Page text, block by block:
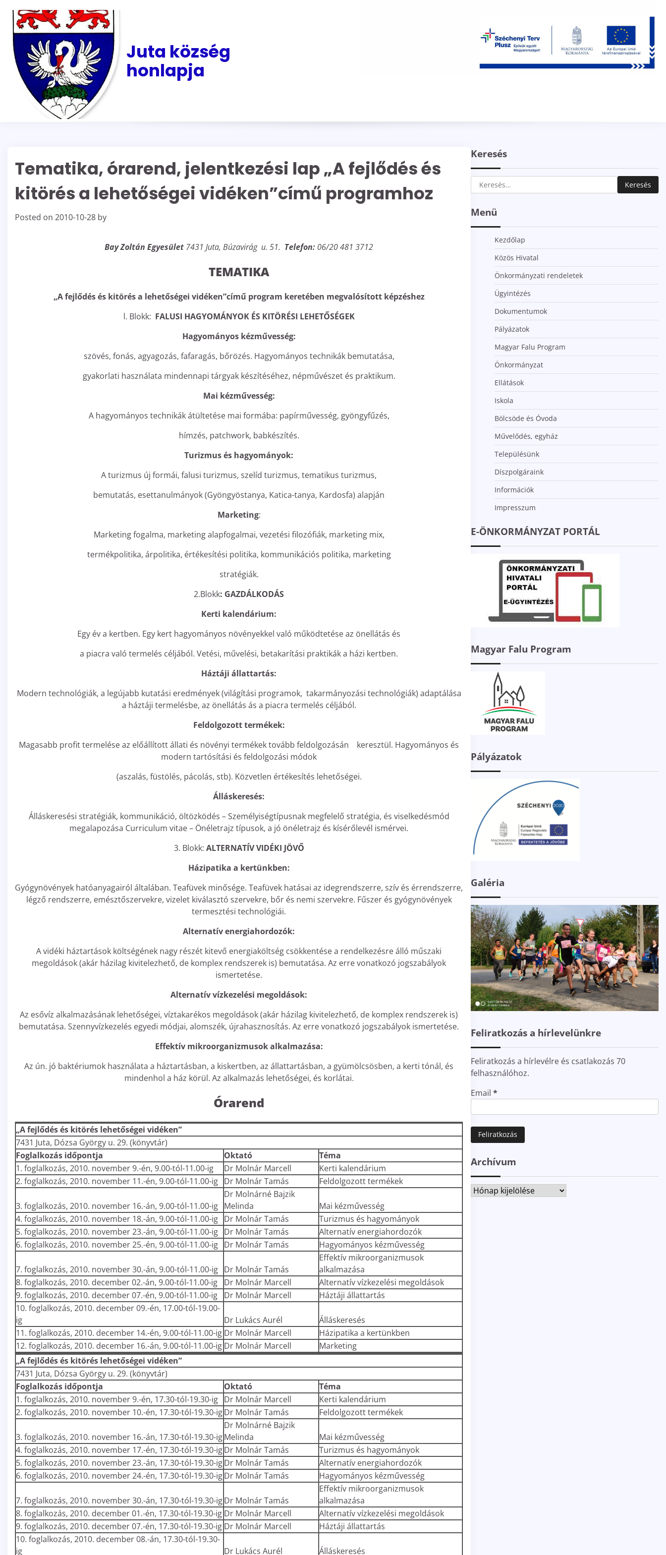
content
Juta község
honlapja
Tematika, órarend, jelentkezési lap „A fejlődés és
kitörés a lehetőségei vidéken”című programhoz
Posted on 2010-10-28 by
Bay Zoltán Egyesület 7431 Juta, Búzavirág u. 51. Telefon: 06/20 481 3712
TEMATIKA
„A fejlődés és kitörés a lehetőségei vidéken”című program keretében megvalósított képzéshez
l. Blokk: FALUSI HAGYOMÁNYOK ÉS KITÖRÉSI LEHETŐSÉGEK
Hagyományos kézművesség:
szövés, fonás, agyagozás, fafaragás, bőrözés. Hagyományos technikák bemutatása,
gyakorlati használata mindennapi tárgyak készítéséhez, népművészet és praktikum.
Mai kézművesség:
A hagyományos technikák átültetése mai formába: papírművesség, gyöngyfűzés,
hímzés, patchwork, babkészítés.
Turizmus és hagyományok:
A turizmus új formái, falusi turizmus, szelíd turizmus, tematikus turizmus,
bemutatás, esettanulmányok (Gyöngyöstanya, Katica-tanya, Kardosfa) alapján
Marketing:
Marketing fogalma, marketing alapfogalmai, vezetési filozófiák, marketing mix,
termékpolitika, árpolitika, értékesítési politika, kommunikációs politika, marketing
stratégiák.
2.Blokk: GAZDÁLKODÁS
Kerti kalendárium:
Egy év a kertben. Egy kert hagyományos növényekkel való működtetése az önellátás és
a piacra való termelés céljából. Vetési, művelési, betakarítási praktikák a házi kertben.
Háztáji állattartás:
Modern technológiák, a legújabb kutatási eredmények (világítási programok, takarmányozási technológiák) adaptálása
a háztáji termelésbe, az önellátás ás a piacra termelés céljából.
Feldolgozott termékek:
Magasabb profit termelése az előállított állati és növényi termékek tovább feldolgozásán keresztül. Hagyományos és
modern tartósítási és feldolgozási módok
(aszalás, füstölés, pácolás, stb). Közvetlen értékesítés lehetőségei.
Álláskeresés:
Álláskeresési stratégiák, kommunikáció, öltözködés – Személyiségtípusnak megfelelő stratégia, és viselkedésmód
megalapozása Curriculum vitae – Önéletrajz típusok, a jó önéletrajz és kísérőlevél ismérvei.
3. Blokk: ALTERNATÍV VIDÉKI JÖVŐ
Házipatika a kertünkben:
Gyógynövények hatóanyagairól általában. Teafüvek minősége. Teafüvek hatásai az idegrendszerre, szív és érrendszerre,
légző rendszerre, emésztőszervekre, vizelet kiválasztó szervekre, bőr és nemi szervekre. Fűszer és gyógynövények
termesztési technológiái.
Alternatív energiahordozók:
A vidéki háztartások költségének nagy részét kitevő energiaköltség csökkentése a rendelkezésre álló műszaki
megoldások (akár házilag kivitelezhető, de komplex rendszerek is) bemutatása. Az erre vonatkozó jogszabályok
ismertetése.
Alternatív vízkezelési megoldások:
Az esővíz alkalmazásának lehetőségei, víztakarékos megoldások (akár házilag kivitelezhető, de komplex rendszerek is)
bemutatása. Szennyvízkezelés egyedi módjai, alomszék, újrahasznosítás. Az erre vonatkozó jogszabályok ismertetése.
Effektív mikroorganizmusok alkalmazása:
Az ún. jó baktériumok használata a háztartásban, a kiskertben, az állattartásban, a gyümölcsösben, a kerti tónál, és
mindenhol a ház körül. Az alkalmazás lehetőségei, és korlátai.
Órarend
„A fejlődés és kitörés lehetőségei vidéken”
7431 Juta, Dózsa György u. 29. (könyvtár)
Foglalkozás időpontja
Oktató
Téma
1. foglalkozás, 2010. november 9.-én, 9.00-tól-11.00-ig
Dr Molnár Marcell
Kerti kalendárium
2. foglalkozás, 2010. november 11.-én, 9.00-tól-11.00-ig Dr Molnár Tamás Feldolgozott termékek
3. foglalkozás, 2010. november 16.-án, 9.00-tól-11.00-ig
Dr Molnárné Bajzik
Melinda
Mai kézművesség
4. foglalkozás, 2010. november 18.-án, 9.00-tól-11.00-ig Dr Molnár Tamás
Turizmus és hagyományok
5. foglalkozás, 2010. november 23.-án, 9.00-tól-11.00-ig Dr Molnár Tamás
Alternatív energiahordozók
6. foglalkozás, 2010. november 25.-én, 9.00-tól-11.00-ig Dr Molnár Tamás Hagyományos kézművesség
7. foglalkozás, 2010. november 30.-án, 9.00-tól-11.00-ig Dr Molnár Tamás
Effektív mikroorganizmusok
alkalmazása
8. foglalkozás, 2010. december 02.-án, 9.00-tól-11.00-ig
Dr Molnár Marcell
Alternatív vízkezelési megoldások
9. foglalkozás, 2010. december 07.-én, 9.00-tól-11.00-ig
Dr Molnár Marcell
Háztáji állattartás
10. foglalkozás, 2010. december 09.-én, 17.00-tól-19.00-
ig
Dr Lukács Aurél
Álláskeresés
11. foglalkozás, 2010. december 14.-én, 9.00-tól-11.00-ig Dr Molnár Marcell
Házipatika a kertünkben
12. foglalkozás, 2010. december 16.-án, 9.00-tól-11.00-ig Dr Molnár Marcell
Marketing
„A fejlődés és kitörés lehetőségei vidéken”
7431 Juta, Dózsa György u. 29. (könyvtár)
Foglalkozás időpontja
Oktató
Téma
1. foglalkozás, 2010. november 9.-én, 17.30-tól-19.30-ig Dr Molnár Marcell
Kerti kalendárium
2. foglalkozás, 2010. november 10.-én, 17.30-tól-19.30-igDr Molnár Tamás Feldolgozott termékek
3. foglalkozás, 2010. november 16.-án, 17.30-tól-19.30-ig
Dr Molnárné Bajzik
Melinda
Mai kézművesség
4. foglalkozás, 2010. november 17.-én, 17.30-tól-19.30-igDr Molnár Tamás
Turizmus és hagyományok
5. foglalkozás, 2010. november 23.-án, 17.30-tól-19.30-igDr Molnár Tamás
Alternatív energiahordozók
6. foglalkozás, 2010. november 24.-én, 17.30-tól-19.30-igDr Molnár Tamás Hagyományos kézművesség
7. foglalkozás, 2010. november 30.-án, 17.30-tól-19.30-igDr Molnár Tamás
Effektív mikroorganizmusok
alkalmazása
8. foglalkozás, 2010. december 01.-én, 17.30-tól-19.30-ig Dr Molnár Marcell
Alternatív vízkezelési megoldások
9. foglalkozás, 2010. december 07.-én, 17.30-tól-19.30-ig Dr Molnár Marcell
Háztáji állattartás
10. foglalkozás, 2010. december 08.-án, 17.30-tól-19.30-
ig
Dr Lukács Aurél Álláskeresés
Keresés
Keresés:
Menü
Kezdőlap
Közös Hivatal
Önkormányzati rendeletek
Ügyintézés
Dokumentumok
Pályázatok
Magyar Falu Program
Önkormányzat
Ellátások
Iskola
Bölcsöde és Óvoda
Művelődés, egyház
Településünk
Díszpolgáraink
Információk
Impresszum
E-ÖNKORMÁNYZAT PORTÁL
Magyar Falu Program
Pályázatok
Galéria
Feliratkozás a hírlevelünkre
Feliratkozás a hírlevélre és csatlakozás 70
felhasználóhoz.
Email *
Archívum
Archívum